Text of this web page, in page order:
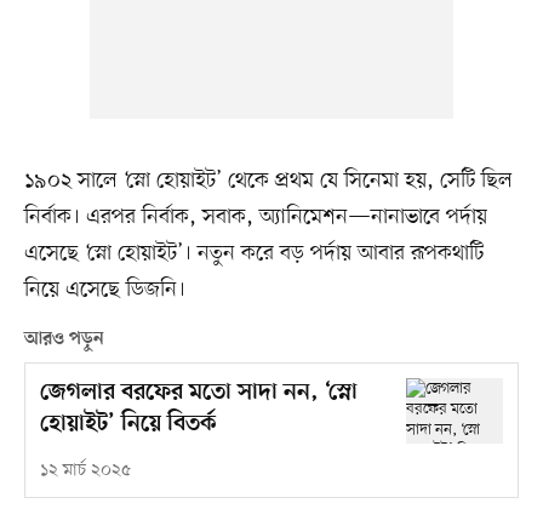
১৯০২ সালে ‘স্নো হোয়াইট’ থেকে প্রথম যে সিনেমা হয়, সেটি ছিল
নির্বাক। এরপর নির্বাক, সবাক, অ্যানিমেশন—নানাভাবে পর্দায়
এসেছে ‘স্নো হোয়াইট’। নতুন করে বড় পর্দায় আবার রূপকথাটি
নিয়ে এসেছে ডিজনি।
আরও পড়ুন
জেগলার বরফের মতো সাদা নন, ‘স্নো
হোয়াইট’ নিয়ে বিতর্ক
১২ মার্চ ২০২৫